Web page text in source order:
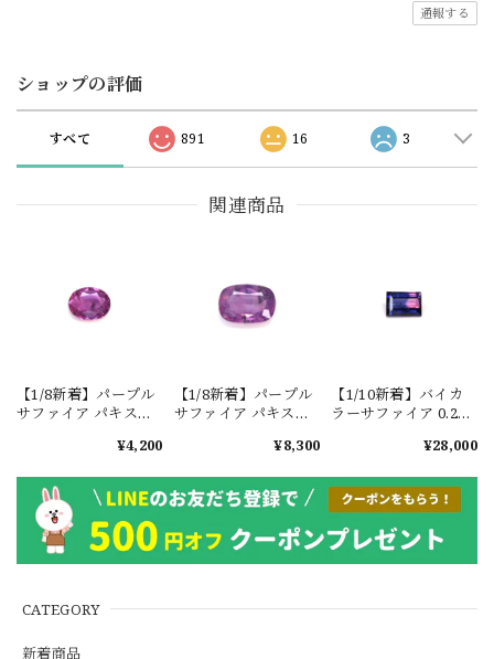
CATEGORY
新着商品
通報する
ショップの評価
すべて 891 16 3
関連商品
【1/8新着】パープル
サファイア パキスタ
産 0.4ct #ML820¥4,200
【1/8新着】パープル
サファイア パキスタ
産 0.85ct #ML827¥8,300
【1/10新着】バイカ
ラーサファイア 0.29ct
¥28,000